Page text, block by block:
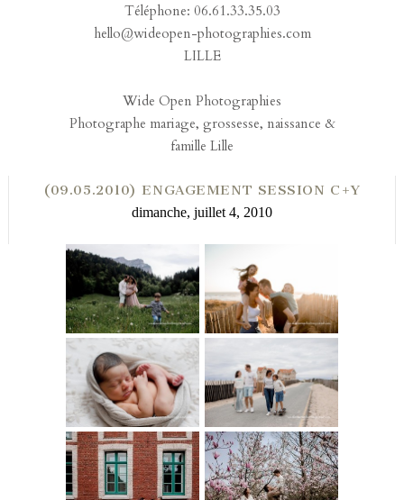
Téléphone: 06.61.33.35.03
hello@wideopen-photographies.com
LILLE
Wide Open Photographies
Photographe mariage, grossesse, naissance &
famille Lille
(09.05.2010) ENGAGEMENT SESSION C+Y
dimanche, juillet 4, 2010
PHOTOGRAPHE
FEMME
ENCEINTE
GRENOBLE
Read More...
PHOTOGRAPHE
FAMILLE LES
SABLES
D’OLONNE
VENDÉE
Read More...
PHOTOGRAPHE
NAISSANCE
CROIX
Read More...
PHOTOGRAPHE
FAMILLE
BISCAROSSE
PLAGE
Read More...
PHOTOGRAPHE
FAMILLE
BÉTHUNE
SÉANCE PHOTO
DANS LES
MAGNOLIAS